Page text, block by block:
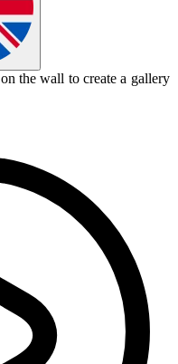
on the wall to create a gallery